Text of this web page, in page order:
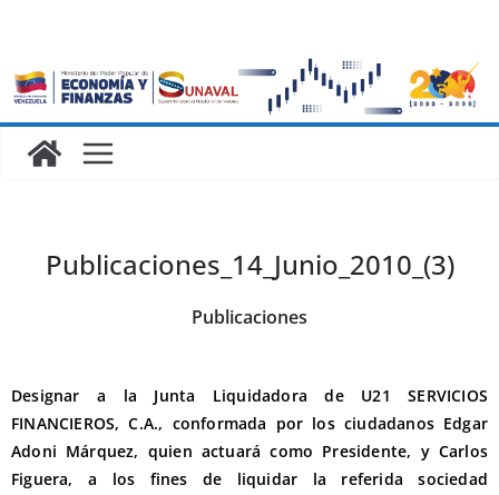
Publicaciones_14_Junio_2010_(3)
Publicaciones
Designar a la Junta Liquidadora de U21 SERVICIOS
FINANCIEROS, C.A., conformada por los ciudadanos Edgar
Adoni Márquez, quien actuará como Presidente, y Carlos
Figuera, a los fines de liquidar la referida sociedad